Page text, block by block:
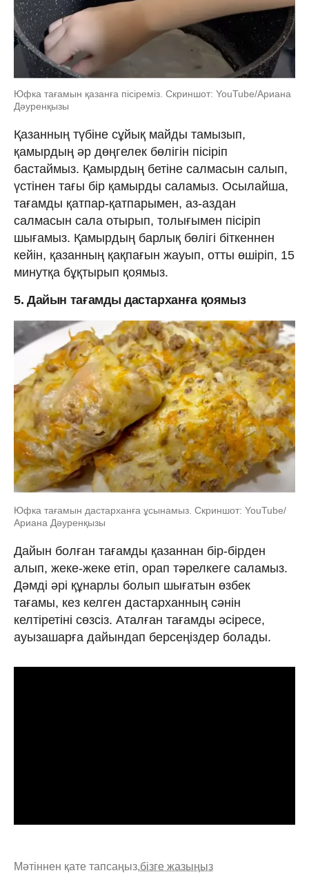
Юфка тағамын қазанға пісіреміз. Скриншот: YouTube/Ариана
Дәуренқызы
Қазанның түбіне сұйық майды тамызып,
қамырдың әр дөңгелек бөлігін пісіріп
бастаймыз. Қамырдың бетіне салмасын салып,
үстінен тағы бір қамырды саламыз. Осылайша,
тағамды қатпар-қатпарымен, аз-аздан
салмасын сала отырып, толығымен пісіріп
шығамыз. Қамырдың барлық бөлігі біткеннен
кейін, қазанның қақпағын жауып, отты өшіріп, 15
минутқа бұқтырып қоямыз.
5. Дайын тағамды дастарханға қоямыз
Юфка тағамын дастарханға ұсынамыз. Скриншот: YouTube/
Ариана Дәуренқызы
Дайын болған тағамды қазаннан бір-бірден
алып, жеке-жеке етіп, орап тәрелкеге саламыз.
Дәмді әрі құнарлы болып шығатын өзбек
тағамы, кез келген дастарханның сәнін
келтіретіні сөзсіз. Аталған тағамды әсіресе,
ауызашарға дайындап берсеңіздер болады.
Мәтіннен қате тапсаңыз,бізге жазыңыз